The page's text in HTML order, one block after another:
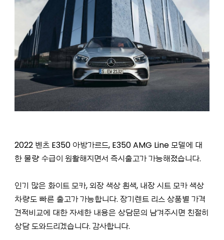
2022 벤츠 E350 아방가르드, E350 AMG Line 모델에 대
한 물량 수급이 원활해지면서 즉시출고가 가능해졌습니다.
인기 많은 화이트 모카, 외장 색상 흰색, 내장 시트 모카 색상
차량도 빠른 출고가 가능합니다. 장기렌트 리스 상품별 가격
견적비교에 대한 자세한 내용은 상담문의 남겨주시면 친절히
상담 도와드리겠습니다. 감사합니다.